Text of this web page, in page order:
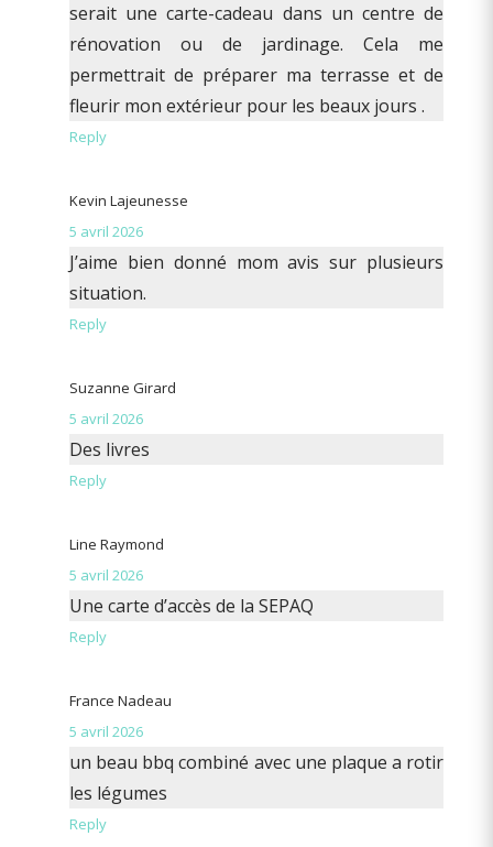
serait une carte-cadeau dans un centre de
rénovation ou de jardinage. Cela me
permettrait de préparer ma terrasse et de
fleurir mon extérieur pour les beaux jours .
Reply
Kevin Lajeunesse
5 avril 2026
J’aime bien donné mom avis sur plusieurs
situation.
Reply
Suzanne Girard
5 avril 2026
Des livres
Reply
Line Raymond
5 avril 2026
Une carte d’accès de la SEPAQ
Reply
France Nadeau
5 avril 2026
un beau bbq combiné avec une plaque a rotir
les légumes
Reply